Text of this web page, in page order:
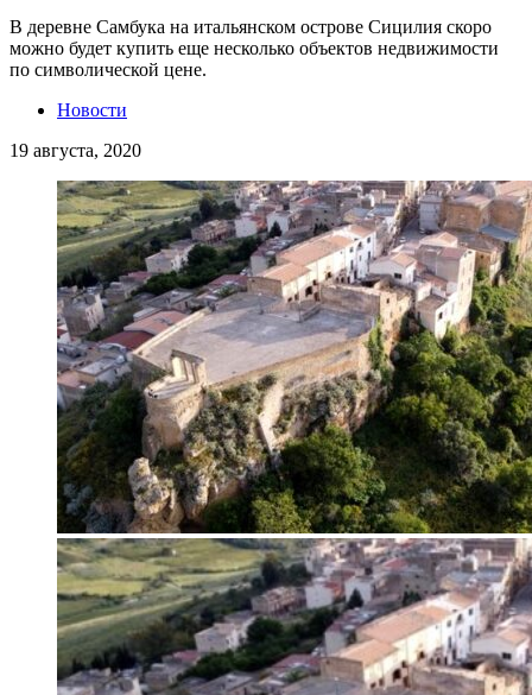
В деревне Самбука на итальянском острове Сицилия скоро
можно будет купить еще несколько объектов недвижимости
по символической цене.
Новости
19 августа, 2020